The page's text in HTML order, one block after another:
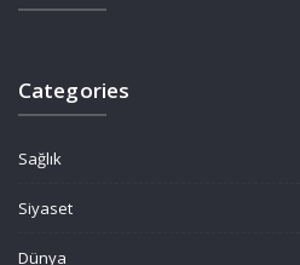
Categories
Sağlık
Siyaset
Dünya